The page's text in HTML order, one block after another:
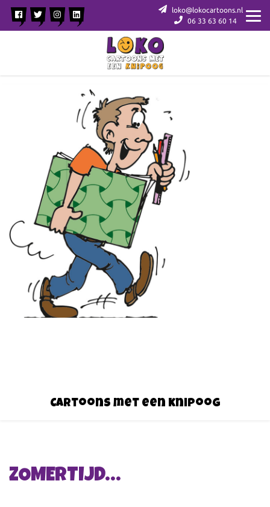
loko@lokocartoons.nl
06 33 63 60 14
Cartoons met een knipoog
ZOMERTIJD…